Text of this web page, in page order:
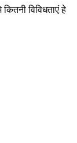
विविधताएं हे